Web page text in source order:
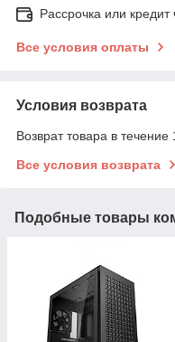
Рассрочка или кредит
Все условия оплаты
Условия возврата
Возврат товара в течение
Все условия возврата
Подобные товары